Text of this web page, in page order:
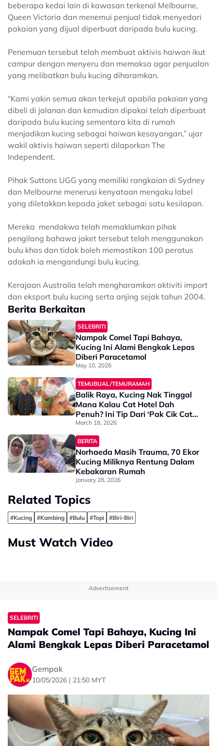
beberapa kedai lain di kawasan terkenal Melbourne,
Queen Victoria dan menemui penjual tidak menyedari
pakaian yang dijual diperbuat daripada bulu kucing.
Penemuan tersebut telah membuat aktivis haiwan ikut
campur dengan menyeru dan memaksa agar penjualan
yang melibatkan bulu kucing diharamkan.
“Kami yakin semua akan terkejut apabila pakaian yang
dibeli di jalanan dan kemudian dipakai telah diperbuat
daripada bulu kucing sementara kita di rumah
menjadikan kucing sebagai haiwan kesayangan,” ujar
wakil aktivis haiwan seperti dilaporkan The
Independent.
Pihak Suttons UGG yang memiliki rangkaian di Sydney
dan Melbourne menerusi kenyataan mengaku label
yang diletakkan kepada jaket sebagai satu kesilapan.
Mereka mendakwa telah memaklumkan pihak
pengilang bahawa jaket tersebut telah menggunakan
bulu khas dan tidak boleh memastikan 100 peratus
adakah ia mengandungi bulu kucing.
Kerajaan Australia telah mengharamkan aktiviti import
dan eksport bulu kucing serta anjing sejak tahun 2004.
Berita Berkaitan
SELEBRITI
Nampak Comel Tapi Bahaya,
Kucing Ini Alami Bengkak Lepas
Diberi Paracetamol
May 10, 2026
TEMUBUAL/TEMURAMAH
Balik Raya, Kucing Nak Tinggal
Mana Kalau Cat Hotel Dah
Penuh? Ini Tip Dari ‘Pak Cik Cat
Sitter’
March 18, 2026
BERITA
Norhaeda Masih Trauma, 70 Ekor
Kucing Miliknya Rentung Dalam
Kebakaran Rumah
January 28, 2026
Related Topics
#Kucing #Kambing #Bulu #Topi #Biri-Biri
Must Watch Video
Advertisement
SELEBRITI
Nampak Comel Tapi Bahaya, Kucing Ini
Alami Bengkak Lepas Diberi Paracetamol
Gempak
10/05/2026 | 21:50 MYT